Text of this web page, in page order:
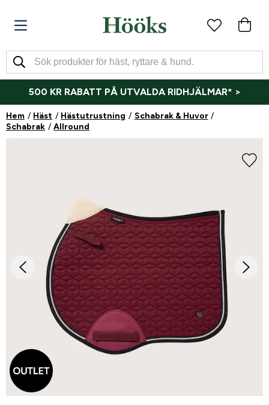
500 KR RABATT PÅ UTVALDA RIDHJÄLMAR* >
Hem Häst Hästutrustning
Schabrak & Huvor
Schabrak
Allround